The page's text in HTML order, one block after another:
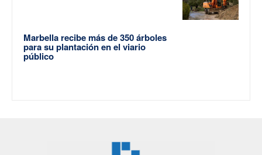
Marbella recibe más de 350 árboles
para su plantación en el viario
público